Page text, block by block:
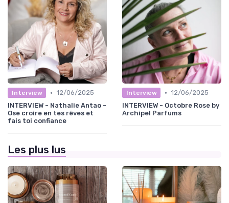
Interview • 12/06/2025
INTERVIEW - Nathalie Antao -
Ose croire en tes rêves et
fais toi confiance
Interview • 12/06/2025
INTERVIEW - Octobre Rose by
Archipel Parfums
Les plus lus